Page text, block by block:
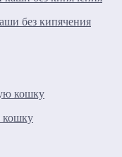
без кипячения
кошку